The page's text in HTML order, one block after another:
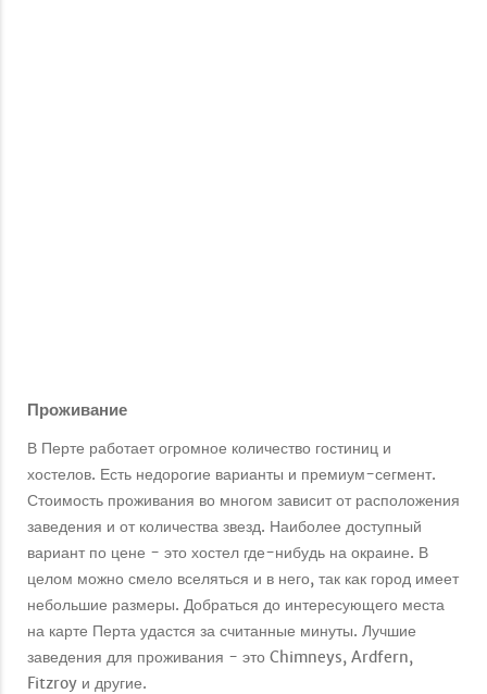
Проживание
В Перте работает огромное количество гостиниц и
хостелов. Есть недорогие варианты и премиум-сегмент.
Стоимость проживания во многом зависит от расположения
заведения и от количества звезд. Наиболее доступный
вариант по цене - это хостел где-нибудь на окраине. В
целом можно смело вселяться и в него, так как город имеет
небольшие размеры. Добраться до интересующего места
на карте Перта удастся за считанные минуты. Лучшие
заведения для проживания - это Chimneys, Ardfern,
Fitzroy и другие.